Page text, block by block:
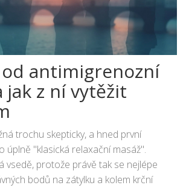
od antimigrenozní
jak z ní vytěžit
trochu skepticky, a hned první
úplně "klasická relaxační masáž".
vsedě, protože právě tak se nejlépe
bodů na zátylku a kolem krční